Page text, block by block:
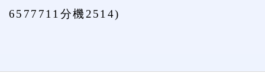
6577711分機2514)